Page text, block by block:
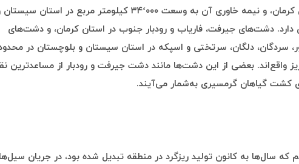
مربع در استان کرمان، و نیمه خاوری آن به وسعت ۰۰۰‘۳۴ کیلومتر مربع در استان
دارد. دشت‌های جیرفت، فاریاب و رودبار جنوب در استان کرمان، و دشت‌های
سردگان، دلگان، سرتختی و اسپکه در استان سیستان و بلوچستان در
واقع‌اند. بعضی از این دشت‌ها مانند دشت جیرفت و رودبار از مساعدترین
کشت گیاهان گرمسیری به‌شمار می‌آیند.
که سال‌ها به کانون تولید ریزگرد در منطقه تبدیل شده بود، در جریان